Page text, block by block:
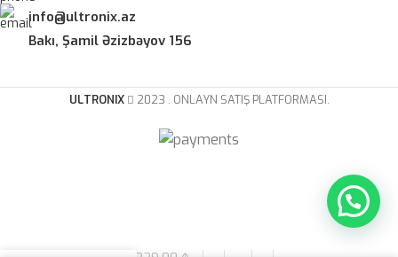
info@ultronix.az
Bakı, Şamil Əzizbəyov 156
ULTRONIX 2023 . ONLAYN SATIŞ PLATFORMASI.